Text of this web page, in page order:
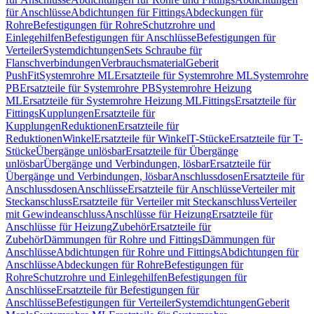
für AnschlüsseAbdichtungen für FittingsAbdeckungen für
RohreBefestigungen für RohreSchutzrohre und
EinlegehilfenBefestigungen für AnschlüsseBefestigungen für
VerteilerSystemdichtungenSets Schraube für
FlanschverbindungenVerbrauchsmaterialGeberit
PushFitSystemrohre MLErsatzteile für Systemrohre MLSystemrohre
PBErsatzteile für Systemrohre PBSystemrohre Heizung
MLErsatzteile für Systemrohre Heizung MLFittingsErsatzteile für
FittingsKupplungenErsatzteile für
KupplungenReduktionenErsatzteile für
ReduktionenWinkelErsatzteile für WinkelT-StückeErsatzteile für T-
StückeÜbergänge unlösbarErsatzteile für Übergänge
unlösbarÜbergänge und Verbindungen, lösbarErsatzteile für
Übergänge und Verbindungen, lösbarAnschlussdosenErsatzteile für
AnschlussdosenAnschlüsseErsatzteile für AnschlüsseVerteiler mit
SteckanschlussErsatzteile für Verteiler mit SteckanschlussVerteiler
mit GewindeanschlussAnschlüsse für HeizungErsatzteile für
Anschlüsse für HeizungZubehörErsatzteile für
ZubehörDämmungen für Rohre und FittingsDämmungen für
AnschlüsseAbdichtungen für Rohre und FittingsAbdichtungen für
AnschlüsseAbdeckungen für RohreBefestigungen für
RohreSchutzrohre und EinlegehilfenBefestigungen für
AnschlüsseErsatzteile für Befestigungen für
AnschlüsseBefestigungen für VerteilerSystemdichtungenGeberit